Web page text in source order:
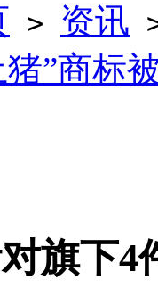
> 资讯
”商标
旗下4